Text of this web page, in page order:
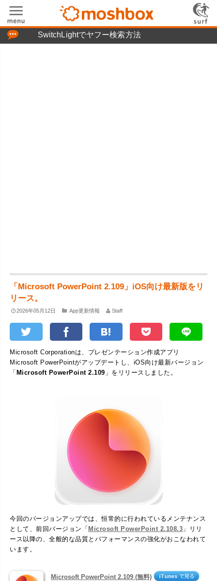
SwitchLightでヤフー検索方法
「Microsoft PowerPoint 2.109」iOS向け最新版をリ
リース。
2026年05月12日 App更新情報 Staff
Microsoft Corporationは、プレゼンテーション作成アプリ
Microsoft PowerPointがアップデートし、iOS向け最新バージョン
「Microsoft PowerPoint 2.109 」をリリースしました。
今回のバージョンアップでは、恒常的に行われているメンテナンス
として、前回バージョン「Microsoft PowerPoint 2.108.3 」リリ
ース以降の、全般的な品質とパフォーマンスの強化がおこなわれて
います。
Microsoft PowerPoint 2.109 (無料)
「つぶやき」の使い方